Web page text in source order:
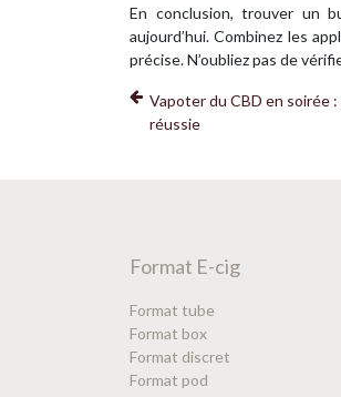
En conclusion, trouver un
aujourd’hui. Combinez les
précise. N’oubliez pas de
Vapoter du CBD en soirée
réussie
Format E-cig
Format tube
Format box
Format discret
Format pod